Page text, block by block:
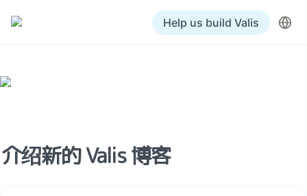
Help us build Valis
介绍新的 Valis 博客